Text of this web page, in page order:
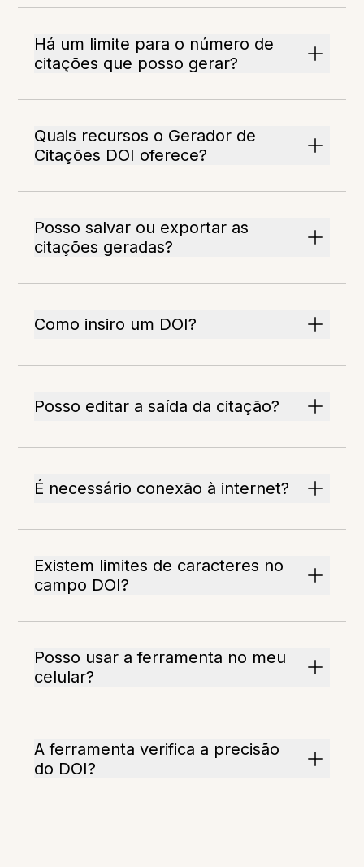
Há um limite para o número de
citações que posso gerar?
Quais recursos o Gerador de
Citações DOI oferece?
Posso salvar ou exportar as
citações geradas?
Como insiro um DOI?
Posso editar a saída da citação?
É necessário conexão à internet?
Existem limites de caracteres no
campo DOI?
Posso usar a ferramenta no meu
celular?
A ferramenta verifica a precisão
do DOI?